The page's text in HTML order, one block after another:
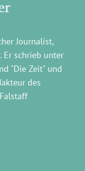
Journalist,
Er schrieb unter
"Die Zeit" und
des